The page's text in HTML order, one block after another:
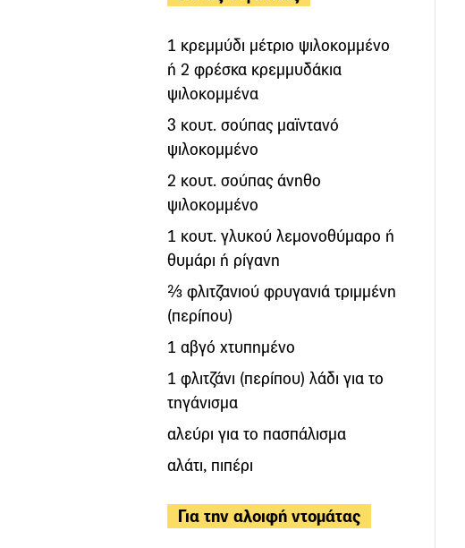
1 κρεμμύδι μέτριο ψιλοκομμένο
ή 2 φρέσκα κρεμμυδάκια
ψιλοκομμένα
3 κουτ. σούπας μαϊντανό
ψιλοκομμένο
2 κουτ. σούπας άνηθο
ψιλοκομμένο
1 κουτ. γλυκού λεμονοθύμαρο ή
θυμάρι ή ρίγανη
⅔ φλιτζανιού φρυγανιά τριμμένη
(περίπου)
1 αβγό χτυπημένο
1 φλιτζάνι (περίπου) λάδι για το
τηγάνισμα
αλεύρι για το πασπάλισμα
αλάτι, πιπέρι
Για την αλοιφή ντομάτας